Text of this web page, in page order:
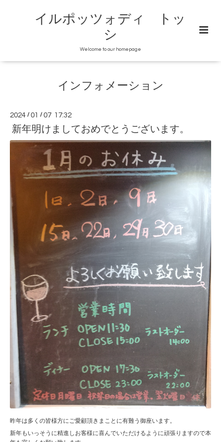
イルポッツォディ トッ
シ
Welcome to our homepage
インフォメーション
2024 /01 /07 17:32
新年明けましておめでとうございます。
昨年は多くの皆様方にご愛顧頂きまことに有難う御座います。
新年もいっそうに精進しお客様に喜んでいただけるように頑張りますので本